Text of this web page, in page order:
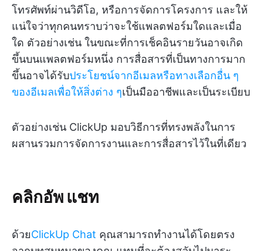
โทรศัพท์ผ่านวิดีโอ, หรือการจัดการโครงการ และให้
แน่ใจว่าทุกคนทราบว่าจะใช้แพลตฟอร์มใดและเมื่อ
ใด ตัวอย่างเช่น ในขณะที่การเช็คอินรายวันอาจเกิด
ขึ้นบนแพลตฟอร์มหนึ่ง การสื่อสารที่เป็นทางการมาก
ขึ้นอาจได้รับประโยชน์จากอีเมลหรือทางเลือกอื่น ๆ
ของอีเมลเพื่อให้สิ่งต่าง ๆเป็นมืออาชีพและเป็นระเบียบ
ตัวอย่างเช่น ClickUp มอบวิธีการที่ทรงพลังในการ
ผสานรวมการจัดการงานและการสื่อสารไว้ในที่เดียว
คลิกอัพ แชท
ด้วยClickUp Chat คุณสามารถทำงานได้โดยตรง